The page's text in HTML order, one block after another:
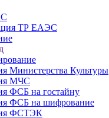
ТР ЕАЭС
Министерства Культуры
МЧС
ФСБ на гостайну
ФСБ на шифрование
ФСТЭК